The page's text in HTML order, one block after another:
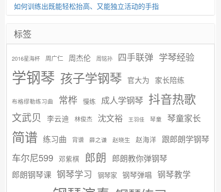
如何训练出既能轻松抬高、又能独立活动的手指
标签
2016星海杯 周广仁 周杰伦 周铭孙 四手联弹 学琴经验
学钢琴 孩子学钢琴 官大为 家长陪练
布格缪勒练习曲 常桦 慢练 成人学钢琴 抖音热歌
文武贝 李云迪 林俊杰 沈文裕 王羽佳 琴童 琴童家长
简谱 练习曲 背谱 薛之谦 赵晓生 赵海洋 跟郎朗学钢琴
车尔尼599 邓紫棋 郎朗 郎朗教你弹钢琴
郎朗钢琴课 钢琴学习 钢琴家 钢琴弹唱 钢琴教学